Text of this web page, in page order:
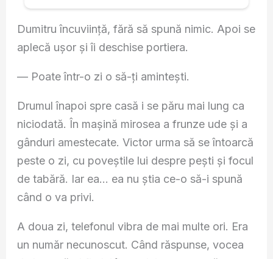
Dumitru încuviință, fără să spună nimic. Apoi se
aplecă ușor și îi deschise portiera.
— Poate într-o zi o să-ți amintești.
Drumul înapoi spre casă i se păru mai lung ca
niciodată. În mașină mirosea a frunze ude și a
gânduri amestecate. Victor urma să se întoarcă
peste o zi, cu poveștile lui despre pești și focul
de tabără. Iar ea… ea nu știa ce-o să-i spună
când o va privi.
A doua zi, telefonul vibra de mai multe ori. Era
un număr necunoscut. Când răspunse, vocea